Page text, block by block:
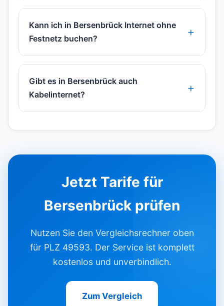
Kann ich in Bersenbrück Internet ohne
Festnetz buchen?
Gibt es in Bersenbrück auch
Kabelinternet?
Jetzt Tarife für
Bersenbrück prüfen
Nutzen Sie den Vergleichsrechner oben
für PLZ 49593. Der Service ist komplett
kostenlos und unverbindlich.
Zum Vergleich